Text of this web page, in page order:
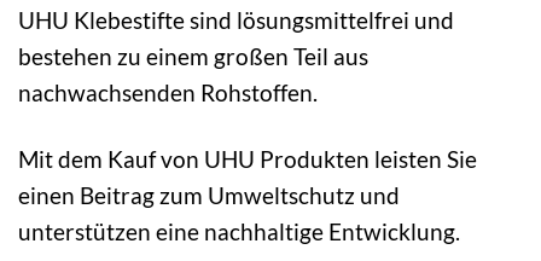
UHU Klebestifte sind lösungsmittelfrei und
bestehen zu einem großen Teil aus
nachwachsenden Rohstoffen.
Mit dem Kauf von UHU Produkten leisten Sie
einen Beitrag zum Umweltschutz und
unterstützen eine nachhaltige Entwicklung.